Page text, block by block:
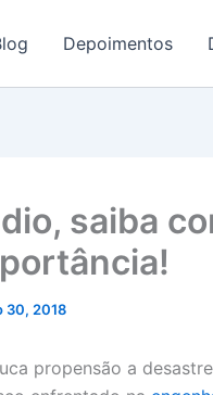
Depoimentos
saiba
30, 2018
propensão a